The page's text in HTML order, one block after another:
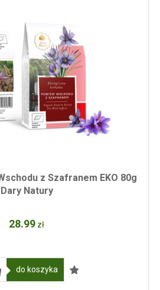
z Szafranem EKO 80g
Dary Natury
28.99 zł
do koszyka